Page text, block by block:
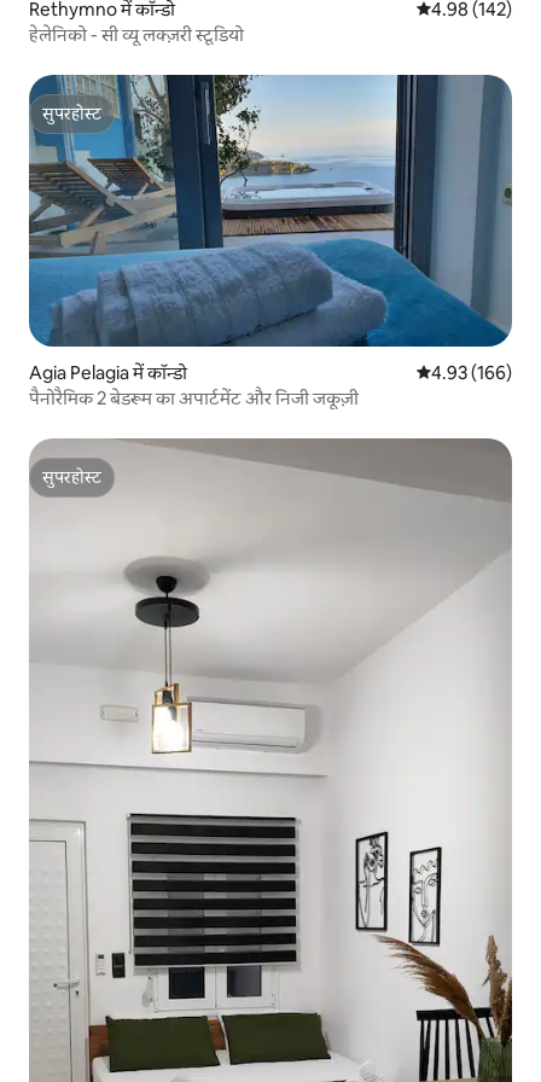
Rethymno में कॉन्डो औसत रेटिंग 5 में से
4.98 (142)
हेलेनिको - सी व्यू लक्ज़री स्टूडियो
सुपरहोस्ट
सुपरहोस्ट
Agia Pelagia में कॉन्डो औसत रेटिंग 5 में से
4.93 (166)
पैनोरैमिक 2 बेडरूम का अपार्टमेंट और निजी जकूज़ी
सुपरहोस्ट
सुपरहोस्ट